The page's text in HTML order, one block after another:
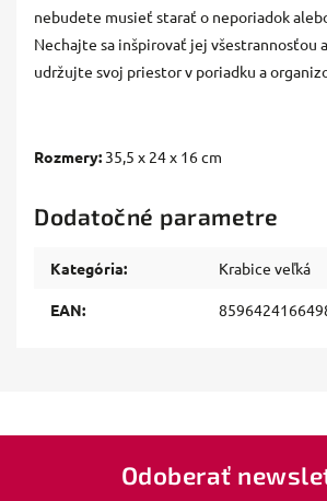
nebudete musieť starať o neporiadok
Nechajte sa inšpirovať jej všestrannosťou
udržujte svoj priestor v poriadku a
Rozmery: 35,5 x 24 x 16 cm
Dodatočné parametre
Kategória: Krabice veľká
EAN:
Odoberať